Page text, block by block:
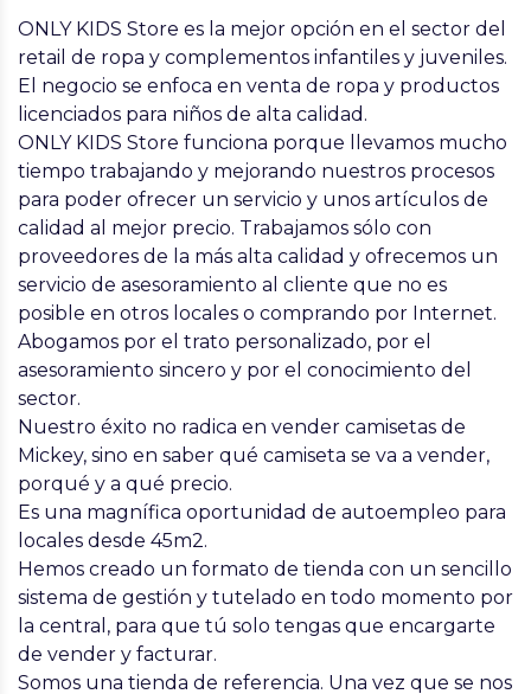
ONLY KIDS Store es la mejor opción en el sector del
retail de ropa y complementos infantiles y juveniles.
El negocio se enfoca en venta de ropa y productos
licenciados para niños de alta calidad.
ONLY KIDS Store funciona porque llevamos mucho
tiempo trabajando y mejorando nuestros procesos
para poder ofrecer un servicio y unos artículos de
calidad al mejor precio. Trabajamos sólo con
proveedores de la más alta calidad y ofrecemos un
servicio de asesoramiento al cliente que no es
posible en otros locales o comprando por Internet.
Abogamos por el trato personalizado, por el
asesoramiento sincero y por el conocimiento del
sector.
Nuestro éxito no radica en vender camisetas de
Mickey, sino en saber qué camiseta se va a vender,
porqué y a qué precio.
Es una magnífica oportunidad de autoempleo para
locales desde 45m2.
Hemos creado un formato de tienda con un sencillo
sistema de gestión y tutelado en todo momento por
la central, para que tú solo tengas que encargarte
de vender y facturar.
Somos una tienda de referencia. Una vez que se nos